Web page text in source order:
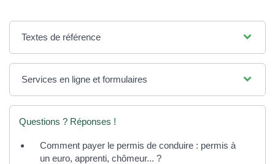
Textes de référence
Services en ligne et formulaires
Questions ? Réponses !
Comment payer le permis de conduire : permis à
un euro, apprenti, chômeur... ?